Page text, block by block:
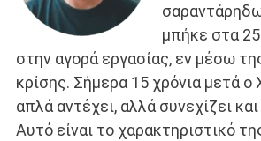
μπήκε στα
στην αγορά εργασίας, εν μέσω
κρίσης. Σήμερα 15 χρόνια μετά ο
απλά αντέχει, αλλά συνεχίζει
Αυτό είναι το χαρακτηριστικό